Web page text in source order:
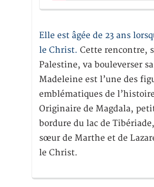
Elle est âgée de 23 ans
le Christ. Cette rencontre,
Palestine, va bouleverser
Madeleine est l’une des
emblématiques de
Originaire de Magdala,
bordure du lac de
sœur de Marthe et de
le Christ.